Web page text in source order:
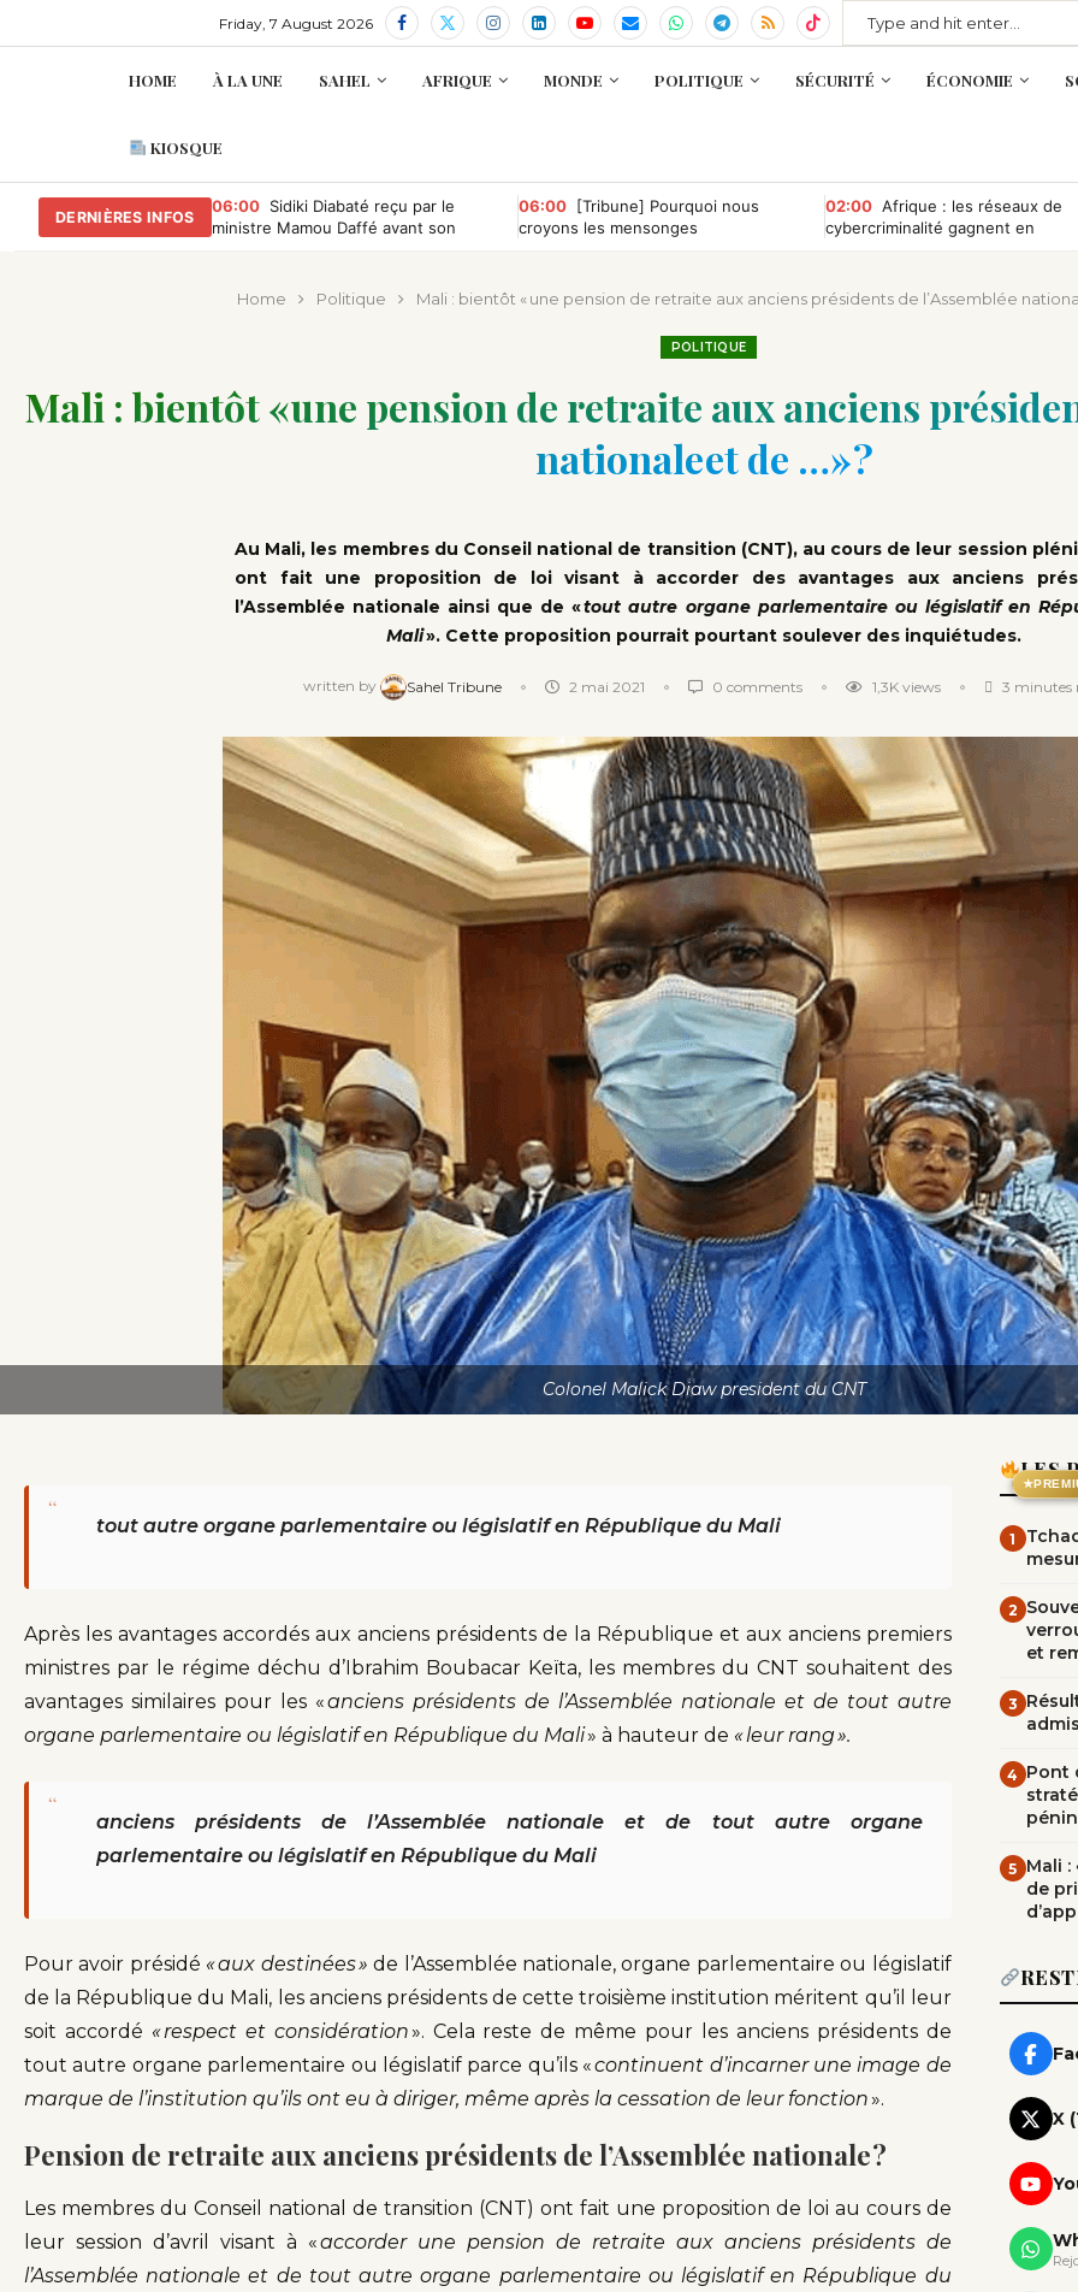
Friday, 7 August 2026
HOME À LA UNE SAHEL AFRIQUE MONDE POLITIQUE SÉCURITÉ ÉCONOMIE
KIOSQUE
DERNIÈRES INFOS
06:00 Sidiki Diabaté reçu par le
ministre Mamou Daffé avant son
06:00 [Tribune] Pourquoi nous
croyons les mensonges
02:00 Afrique : les réseaux de
cybercriminalité gagnent en
Home Politique Mali : bientôt « une pension de retraite aux anciens présidents de l’Assemblée
POLITIQUE
Mali : bientôt « une pension de retraite aux anciens
nationale et de …» ?
Au Mali, les membres du Conseil national de transition (CNT), au cours de leur session
ont fait une proposition de loi visant à accorder des avantages aux anciens
l’Assemblée nationale ainsi que de «tout autre organe parlementaire ou législatif en
Mali». Cette proposition pourrait pourtant soulever des inquiétudes.
written by Sahel Tribune 2 mai 2021 0 comments 1,3Kviews 3 minutes
Colonel Malick Diaw president du CNT
“
tout autre organe parlementaire ou législatif en République du Mali
Après les avantages accordés aux anciens présidents de la République et aux anciens premiers
ministres par le régime déchu d’Ibrahim Boubacar Keïta, les membres du CNT souhaitent des
avantages similaires pour les «anciens présidents de l’Assemblée nationale et de tout autre
organe parlementaire ou législatif en République du Mali» à hauteur de « leur rang ».
“
anciens présidents de l’Assemblée nationale et de tout autre organe
parlementaire ou législatif en République du Mali
Pour avoir présidé « aux destinées » de l’Assemblée nationale, organe parlementaire ou législatif
de la République du Mali, les anciens présidents de cette troisième institution méritent qu’il leur
soit accordé « respect et considération». Cela reste de même pour les anciens présidents de
tout autre organe parlementaire ou législatif parce qu’ils «continuent d’incarner une image de
marque de l’institution qu’ils ont eu à diriger, même après la cessation de leur fonction».
Pension de retraite aux anciens présidents de l’Assemblée nationale ?
Les membres du Conseil national de transition (CNT) ont fait une proposition de loi au cours de
leur session d’avril visant à «accorder une pension de retraite aux anciens présidents de
l’Assemblée nationale et de tout autre organe parlementaire ou législatif en République du
★
LES
1
2
et
3
4 Pont
5 Mali :
de
X